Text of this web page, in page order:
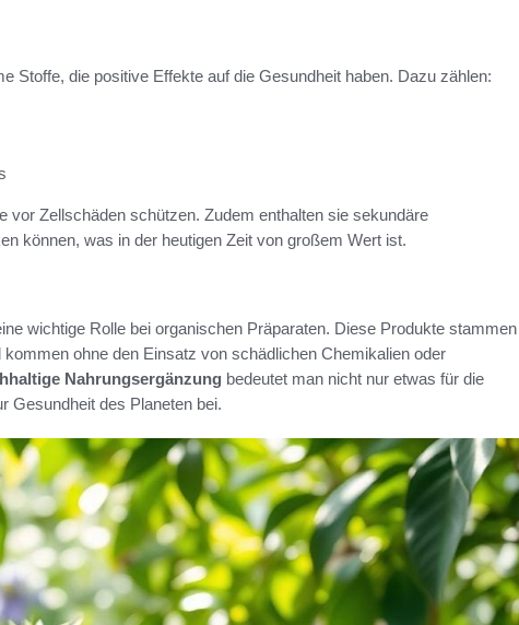
Stoffe, die positive Effekte auf die Gesundheit haben. Dazu zählen:
vor Zellschäden schützen. Zudem enthalten sie sekundäre
können, was in der heutigen Zeit von großem Wert ist.
wichtige Rolle bei organischen Präparaten. Diese Produkte stammen
ohne den Einsatz von schädlichen Chemikalien oder
Nahrungsergänzung bedeutet man nicht nur etwas für die
Gesundheit des Planeten bei.